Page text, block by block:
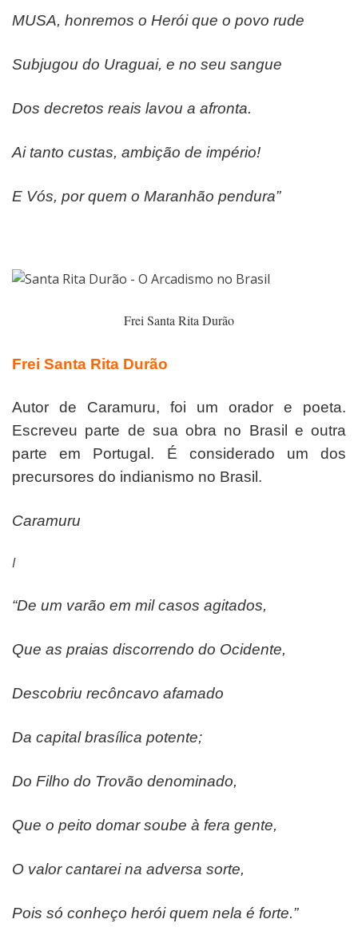
MUSA, honremos o Herói que o povo rude
Subjugou do Uraguai, e no seu sangue
Dos decretos reais lavou a afronta.
Ai tanto custas, ambição de império!
E Vós, por quem o Maranhão pendura”
Frei Santa Rita Durão
Frei Santa Rita Durão
Autor de Caramuru, foi um orador e poeta.
Escreveu parte de sua obra no Brasil e outra
parte em Portugal. É considerado um dos
precursores do indianismo no Brasil.
Caramuru
I
“De um varão em mil casos agitados,
Que as praias discorrendo do Ocidente,
Descobriu recôncavo afamado
Da capital brasílica potente;
Do Filho do Trovão denominado,
Que o peito domar soube à fera gente,
O valor cantarei na adversa sorte,
Pois só conheço herói quem nela é forte.”